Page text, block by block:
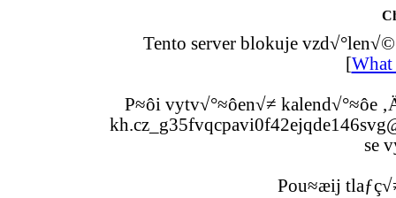
Tento server blokuje
[What
P≈ôi vytv√°≈ôen√≠ kalend√°≈ôe
se
Pou≈æij